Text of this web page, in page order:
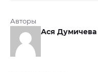
Авторы
Ася Думичева